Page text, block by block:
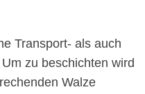
Transport- als auch
zu beschichten wird
Walze